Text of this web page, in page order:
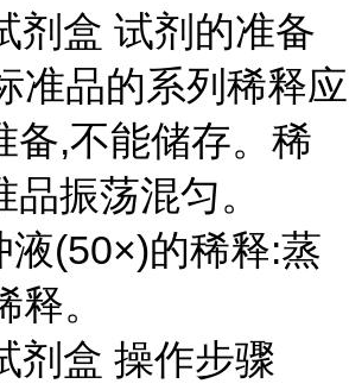
剂盒 试剂的准备
准品的系列稀释应
备,不能储存。稀
振荡混匀。
液(50×)的稀释:蒸
。
剂盒 操作步骤